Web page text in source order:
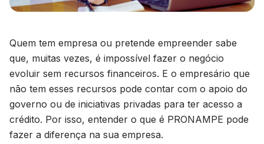
Quem tem empresa ou pretende empreender sabe
que, muitas vezes, é impossível fazer o negócio
evoluir sem recursos financeiros. E o empresário que
não tem esses recursos pode contar com o apoio do
governo ou de iniciativas privadas para ter acesso a
crédito. Por isso, entender o que é PRONAMPE pode
fazer a diferença na sua empresa.